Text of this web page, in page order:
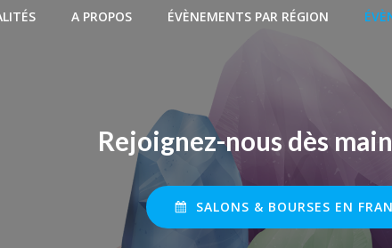
A PROPOS ÉVÈNEMENTS PAR RÉGION
Rejoignez-nous dès
SALONS & BOURSES EN